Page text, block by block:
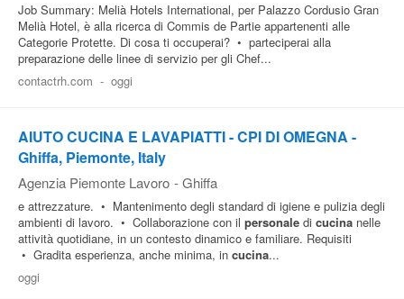
Job Summary: Melià Hotels International, per Palazzo Cordusio Gran
Melià Hotel, è alla ricerca di Commis de Partie appartenenti alle
Categorie Protette. Di cosa ti occuperai? • parteciperai alla
preparazione delle linee di servizio per gli Chef...
contactrh.com - oggi
AIUTO CUCINA E LAVAPIATTI - CPI DI OMEGNA -
Ghiffa, Piemonte, Italy
Agenzia Piemonte Lavoro - Ghiffa
e attrezzature. • Mantenimento degli standard di igiene e pulizia degli
ambienti di lavoro. • Collaborazione con il personale di cucina nelle
attività quotidiane, in un contesto dinamico e familiare. Requisiti
• Gradita esperienza, anche minima, in cucina...
oggi